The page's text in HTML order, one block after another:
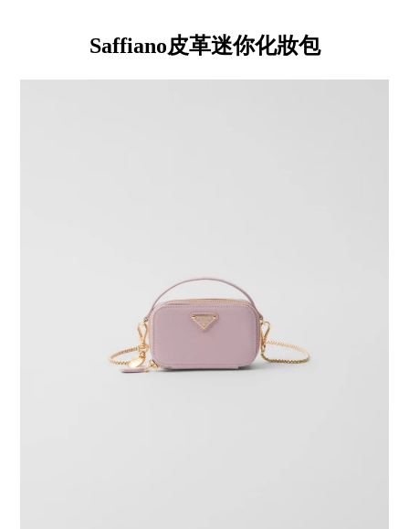
Saffiano皮革迷你化妝包